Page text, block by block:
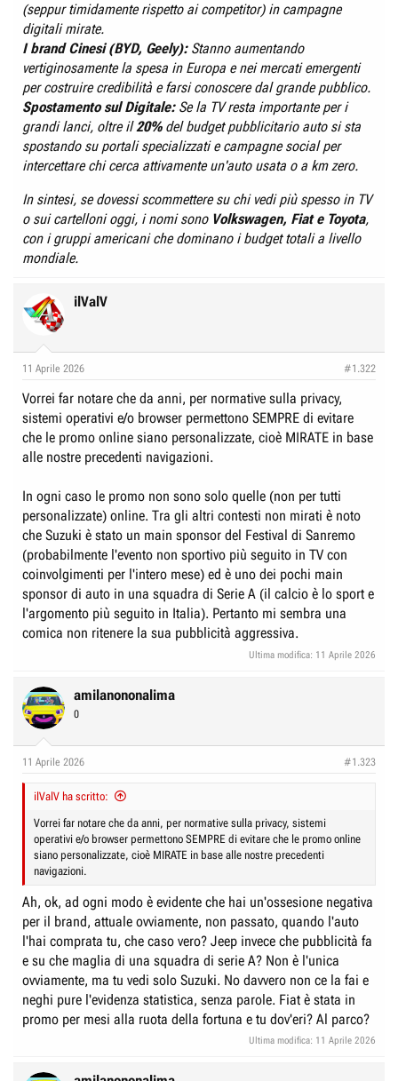
(seppur timidamente rispetto ai competitor) in campagne
digitali mirate.
I brand Cinesi (BYD, Geely):Stanno aumentando
vertiginosamente la spesa in Europa e nei mercati emergenti
per costruire credibilità e farsi conoscere dal grande pubblico.
Spostamento sul Digitale:Se la TV resta importante per i
grandi lanci, oltre il20%del budget pubblicitario auto si sta
spostando su portali specializzati e campagne social per
intercettare chi cerca attivamente un'auto usata o a km zero.
In sintesi, se dovessi scommettere su chi vedi più spesso in TV
o sui cartelloni oggi, i nomi sono Volkswagen, Fiat e Toyota,
con i gruppi americani che dominano i budget totali a livello
mondiale.
ilValV
11 Aprile 2026 #1.322
Vorrei far notare che da anni, per normative sulla privacy,
sistemi operativi e/o browser permettono SEMPRE di evitare
che le promo online siano personalizzate, cioè MIRATE in base
alle nostre precedenti navigazioni.
In ogni caso le promo non sono solo quelle (non per tutti
personalizzate) online. Tra gli altri contesti non mirati è noto
che Suzuki è stato un main sponsor del Festival di Sanremo
(probabilmente l'evento non sportivo più seguito in TV con
coinvolgimenti per l'intero mese) ed è uno dei pochi main
sponsor di auto in una squadra di Serie A (il calcio è lo sport e
l'argomento più seguito in Italia). Pertanto mi sembra una
comica non ritenere la sua pubblicità aggressiva.
Ultima modifica: 11 Aprile 2026
amilanononalima
0
11 Aprile 2026 #1.323
ilValV ha scritto:
Vorrei far notare che da anni, per normative sulla privacy, sistemi
operativi e/o browser permettono SEMPRE di evitare che le promo online
siano personalizzate, cioè MIRATE in base alle nostre precedenti
navigazioni.
Ah, ok, ad ogni modo è evidente che hai un'ossesione negativa
per il brand, attuale ovviamente, non passato, quando l'auto
l'hai comprata tu, che caso vero? Jeep invece che pubblicità fa
e su che maglia di una squadra di serie A? Non è l'unica
ovviamente, ma tu vedi solo Suzuki. No davvero non ce la fai e
neghi pure l'evidenza statistica, senza parole. Fiat è stata in
promo per mesi alla ruota della fortuna e tu dov'eri? Al parco?
Ultima modifica: 11 Aprile 2026